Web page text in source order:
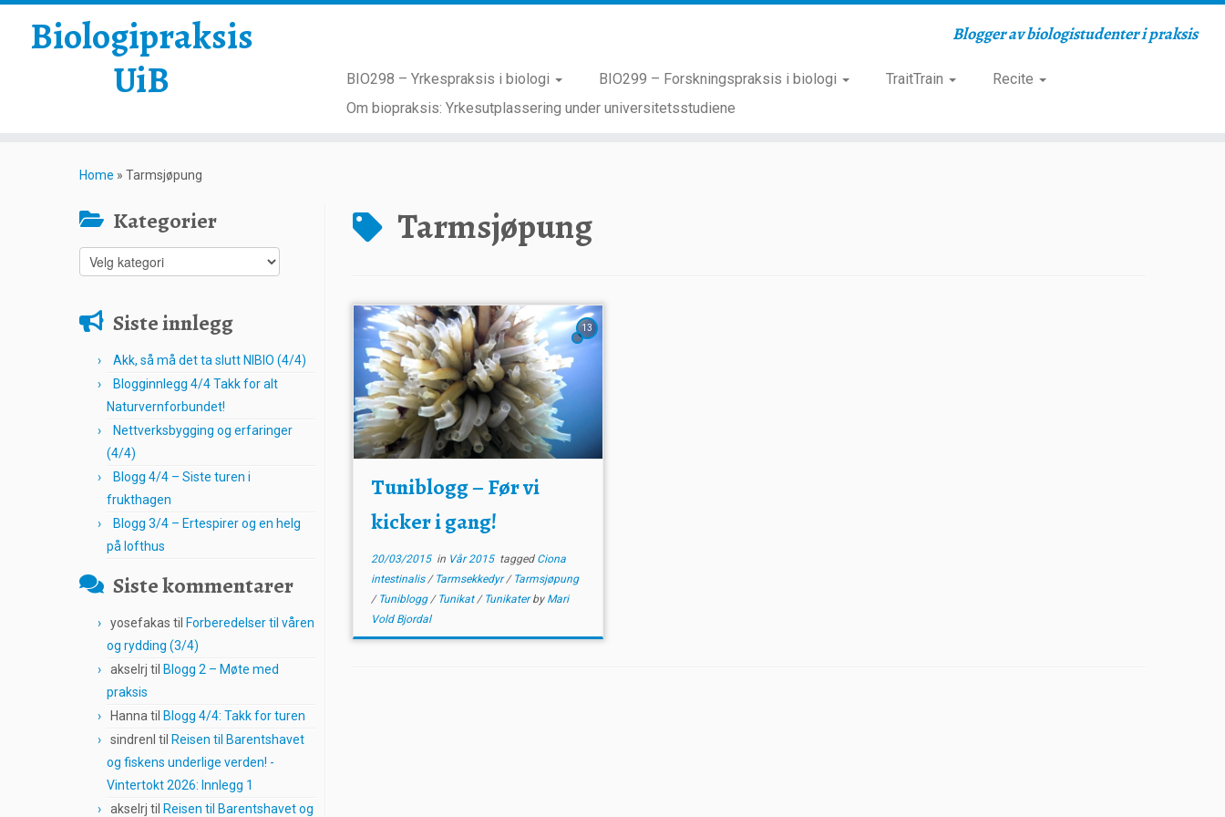
Biologipraksis
UiB
Blogger av biologistudenter i praksis
BIO298 – Yrkespraksis i biologi BIO299 – Forskningspraksis i biologi TraitTrain
Recite
Om biopraksis: Yrkesutplassering under universitetsstudiene
Home » Tarmsjøpung
Kategorier
Kategorier
Siste innlegg
Akk, så må det ta slutt NIBIO (4/4)
Blogginnlegg 4/4 Takk for alt
Naturvernforbundet!
Nettverksbygging og erfaringer
(4/4)
Blogg 4/4 – Siste turen i
frukthagen
Blogg 3/4 – Ertespirer og en helg
på lofthus
Siste kommentarer
yosefakas til Forberedelser til våren
og rydding (3/4)
akselrj til Blogg 2 – Møte med
praksis
Hanna til Blogg 4/4: Takk for turen
sindrenl til Reisen til Barentshavet
og fiskens underlige verden! -
Vintertokt 2026: Innlegg 1
akselrj til Reisen til Barentshavet og
Tarmsjøpung
13
Tuniblogg – Før vi
kicker i gang!
20/03/2015in Vår 2015 tagged Ciona
intestinalis/ Tarmsekkedyr/ Tarmsjøpung
/ Tuniblogg/ Tunikat/ Tunikaterby Mari
Vold Bjordal